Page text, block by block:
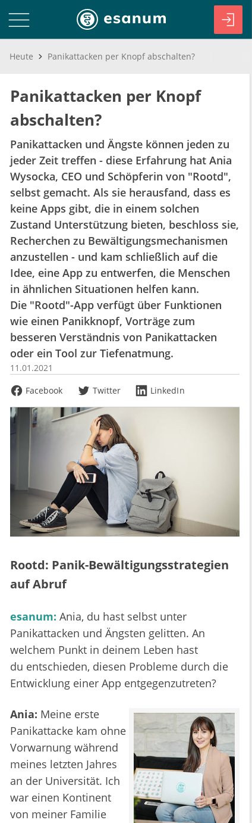
Heute Panikattacken per Knopf abschalten?
Panikattacken per Knopf
abschalten?
Panikattacken und Ängste können jeden zu
jeder Zeit treffen - diese Erfahrung hat Ania
Wysocka, CEO und Schöpferin von "Rootd",
selbst gemacht. Als sie herausfand, dass es
keine Apps gibt, die in einem solchen
Zustand Unterstützung bieten, beschloss sie,
Recherchen zu Bewältigungsmechanismen
anzustellen - und kam schließlich auf die
Idee, eine App zu entwerfen, die Menschen
in ähnlichen Situationen helfen kann.
Die "Rootd"-App verfügt über Funktionen
wie einen Panikknopf, Vorträge zum
besseren Verständnis von Panikattacken
oder ein Tool zur Tiefenatmung.
11.01.2021
Facebook
Twitter LinkedIn
Rootd: Panik-Bewältigungsstrategien
auf Abruf
esanum: Ania, du hast selbst unter
Panikattacken und Ängsten gelitten. An
welchem Punkt in deinem Leben hast
du entschieden, diesen Probleme durch die
Entwicklung einer App entgegenzutreten?
Ania: Meine erste
Panikattacke kam ohne
Vorwarnung während
meines letzten Jahres
an der Universität. Ich
war einen Kontinent
von meiner Familie